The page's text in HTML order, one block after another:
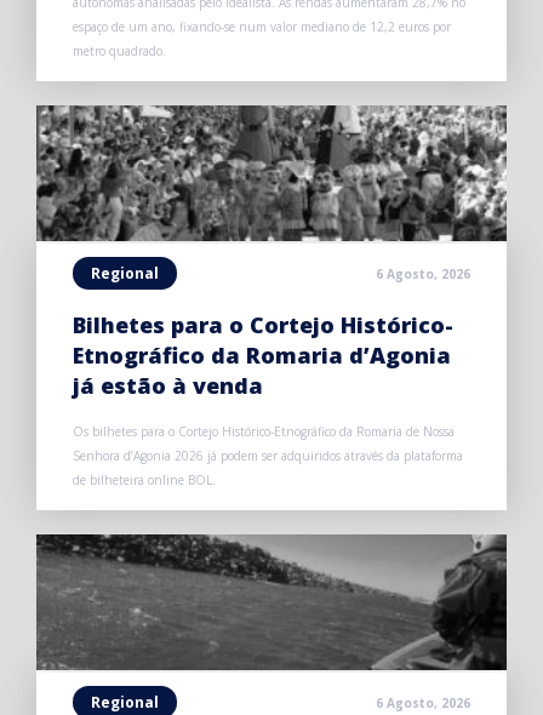
espaço de um ano, fixando-se num valor mediano de 12,2 euros por
metro quadrado.
Regional 6 Agosto, 2026
Bilhetes para o Cortejo Histórico-
Etnográfico da Romaria d’Agonia
já estão à venda
Os bilhetes para o Cortejo Histórico-Etnográfico da Romaria de Nossa
Senhora d’Agonia 2026 já podem ser adquiridos através da plataforma
de bilheteira online BOL.
Regional 6 Agosto, 2026